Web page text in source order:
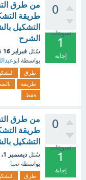
0
تصويتات
1
إجابة
من طرق
طريقة
التشكيل
الشرح
سُئل فبراير 16
بواسطة
طرق
طريقة
فقط
0
تصويتات
1
إجابة
من طرق
طريقة
التشكيل
سُئل ديسمبر 1، 2023
بواسطة صبا
طرق